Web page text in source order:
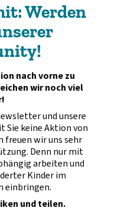
Werden
nach vorne zu
wir noch viel
und unsere
Sie keine Aktion von
freuen wir uns sehr
Denn nur mit
arbeiten und
Kinder im
einbringen.
und teilen.